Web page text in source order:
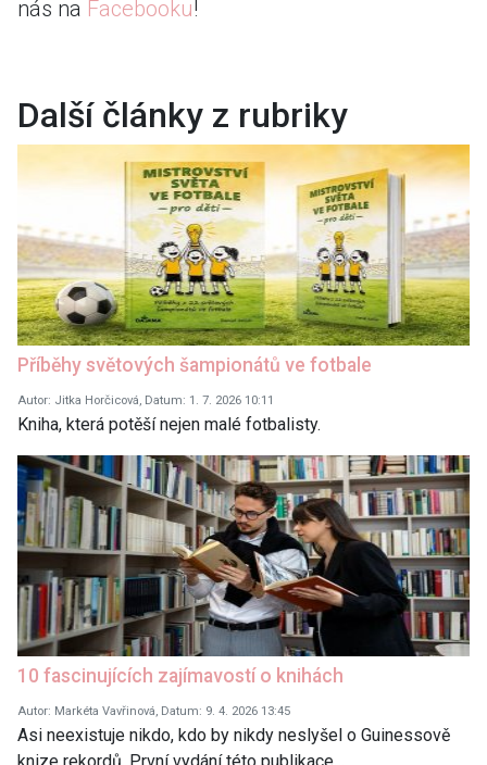
nás na Facebooku!
Další články z rubriky
Příběhy světových šampionátů ve fotbale
Autor: Jitka Horčicová, Datum: 1. 7. 2026 10:11
Kniha, která potěší nejen malé fotbalisty.
10 fascinujících zajímavostí o knihách
Autor: Markéta Vavřinová, Datum: 9. 4. 2026 13:45
Asi neexistuje nikdo, kdo by nikdy neslyšel o Guinessově
knize rekordů. První vydání této publikace…